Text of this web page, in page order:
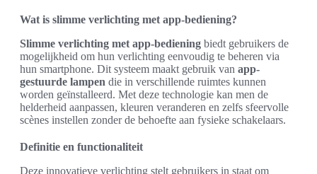
Wat is slimme verlichting met app-bediening?
Slimme verlichting met app-bediening biedt gebruikers de
mogelijkheid om hun verlichting eenvoudig te beheren via
hun smartphone. Dit systeem maakt gebruik van app-
gestuurde lampen die in verschillende ruimtes kunnen
worden geïnstalleerd. Met deze technologie kan men de
helderheid aanpassen, kleuren veranderen en zelfs sfeervolle
scènes instellen zonder de behoefte aan fysieke schakelaars.
Definitie en functionaliteit
Deze innovatieve verlichting stelt gebruikers in staat om